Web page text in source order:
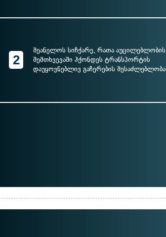
2
შეანელოს სიჩქარე, რათა აუცილებლობის
შემთხვევაში ჰქონდეს ტრანსპორტის
დაუყოვნებლივ გაჩერების შესაძლებლობა